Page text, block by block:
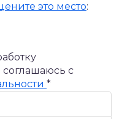
это место:
c
*